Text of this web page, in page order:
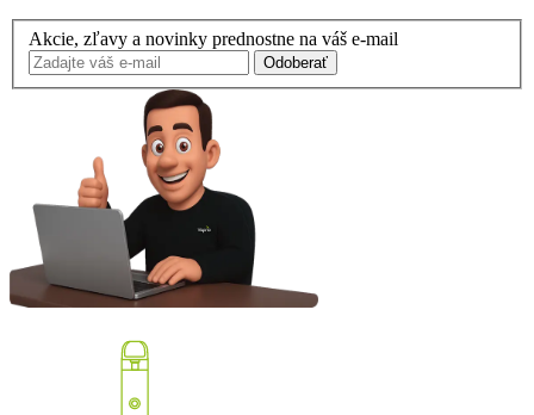
Akcie, zľavy a novinky prednostne na váš e-mail
Odoberať